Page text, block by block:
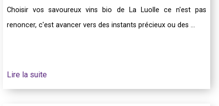
Choisir vos savoureux vins bio de La Luolle ce n'est pas
renoncer, c'est avancer vers des instants précieux ou des ...
Lire la suite